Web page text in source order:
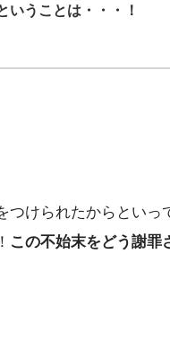
いうことは・・・！
つけられたからといっ
この不始末をどう謝罪